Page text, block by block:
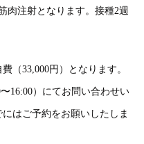
肉注射となります。接種2週
（33,000円）となります。
16:00）にてお問い合わせい
はご予約をお願いしたしま